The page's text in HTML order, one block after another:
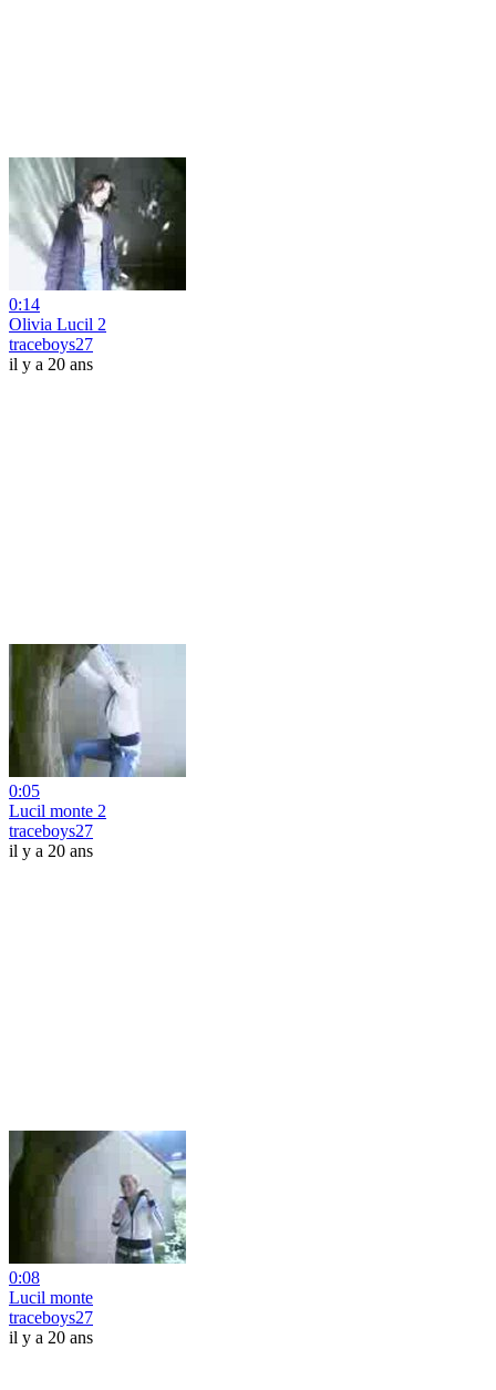
0:14
Olivia Lucil 2
traceboys27
il y a 20 ans
0:05
Lucil monte 2
traceboys27
il y a 20 ans
0:08
Lucil monte
traceboys27
il y a 20 ans